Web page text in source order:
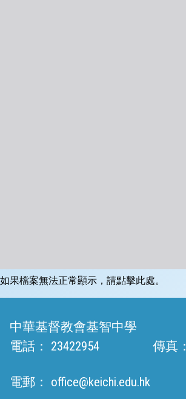
如果檔案無法正常顯示，請點擊此處。
中華基督教會基智中學
電話：
23422954 傳真：
電郵： office@keichi.edu.hk